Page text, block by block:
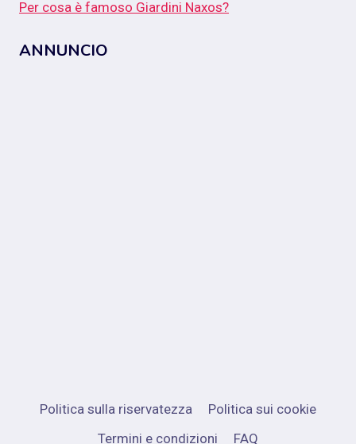
Per cosa è famoso Giardini Naxos?
ANNUNCIO
Politica sulla riservatezza
Politica sui cookie
Termini e condizioni
FAQ